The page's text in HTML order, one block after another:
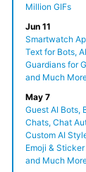
Million GIFs
Jun 11
Smartwatch
Text for Bots, AI
Guardians for
and Much
May 7
Guest AI Bots,
Chats, Chat
Custom AI
Emoji &
and Much